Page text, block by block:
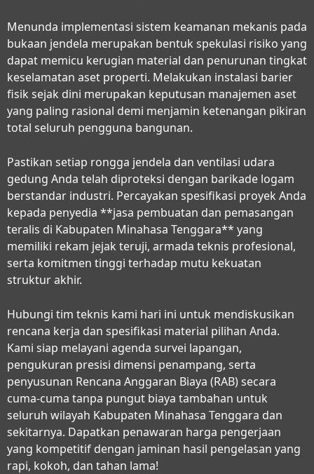
Menunda implementasi sistem keamanan mekanis pada
bukaan jendela merupakan bentuk spekulasi risiko yang
dapat memicu kerugian material dan penurunan tingkat
keselamatan aset properti. Melakukan instalasi barier
fisik sejak dini merupakan keputusan manajemen aset
yang paling rasional demi menjamin ketenangan pikiran
total seluruh pengguna bangunan.
Pastikan setiap rongga jendela dan ventilasi udara
gedung Anda telah diproteksi dengan barikade logam
berstandar industri. Percayakan spesifikasi proyek Anda
kepada penyedia **jasa pembuatan dan pemasangan
teralis di Kabupaten Minahasa Tenggara** yang
memiliki rekam jejak teruji, armada teknis profesional,
serta komitmen tinggi terhadap mutu kekuatan
struktur akhir.
Hubungi tim teknis kami hari ini untuk mendiskusikan
rencana kerja dan spesifikasi material pilihan Anda.
Kami siap melayani agenda survei lapangan,
pengukuran presisi dimensi penampang, serta
penyusunan Rencana Anggaran Biaya (RAB) secara
cuma-cuma tanpa pungut biaya tambahan untuk
seluruh wilayah Kabupaten Minahasa Tenggara dan
sekitarnya. Dapatkan penawaran harga pengerjaan
yang kompetitif dengan jaminan hasil pengelasan yang
rapi, kokoh, dan tahan lama!